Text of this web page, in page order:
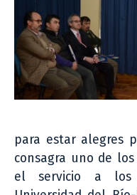
para estar alegres
consagra uno de
el servicio a los